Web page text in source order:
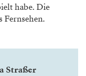
habe. Die
Fernsehen.
Straßer